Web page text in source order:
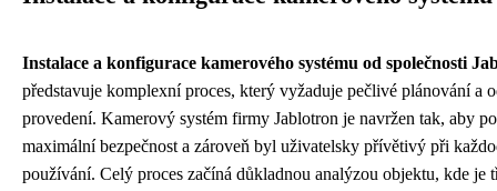
Instalace a konfigurace kamerového systému od společnosti
představuje komplexní proces, který vyžaduje pečlivé plánování a
provedení. Kamerový systém firmy Jablotron je navržen tak, aby
maximální bezpečnost a zároveň byl uživatelsky přívětivý při
používání. Celý proces začíná důkladnou analýzou objektu, kde je